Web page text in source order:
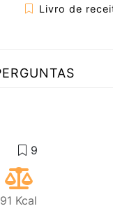
Livro de
91 Kcal